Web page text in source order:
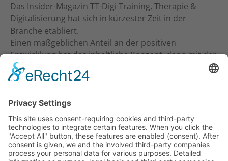
Das Insider-Magazin TT-Digi Training, Therapie &
Digitalisierung hat sich in kürzester Zeit in der
Branche etabliert.
Einen maßgeblichen Anteil an der positiven
Entwicklung hat das inhaltliche Konzept, denn mit der
inhaltlichen Ansprache an Studio-Inhaber, Trainer &
Therapeuten wurde ein neuer Standard gesetzt. Ein
KONTAKT
Verlag für Prävention & Gesundheit GmbH
Waldseestraße 27